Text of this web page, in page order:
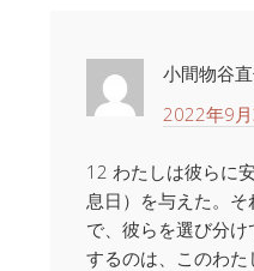
小間物谷
2022年9
12 わたしは彼らに
息日）を与えた。
で、彼らを選び分
するのは、このわた